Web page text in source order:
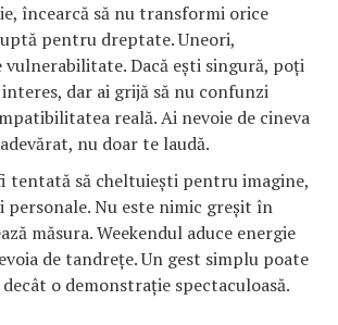
încearcă să nu transformi orice
pentru dreptate. Uneori,
vulnerabilitate. Dacă ești singură, poți
dar ai grijă să nu confunzi
reală. Ai nevoie de cineva
nu doar te laudă.
tentată să cheltuiești pentru imagine,
personale. Nu este nimic greșit în
măsura. Weekendul aduce energie
de tandrețe. Un gest simplu poate
o demonstrație spectaculoasă.